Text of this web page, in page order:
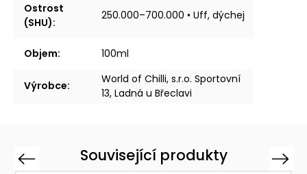
Ostrost
(SHU):
250.000–700.000 • Uff, dýchej
Objem: 100ml
Výrobce:
World of Chilli, s.r.o. Sportovní
13, Ladná u Břeclavi
Související produkty
Previous Next